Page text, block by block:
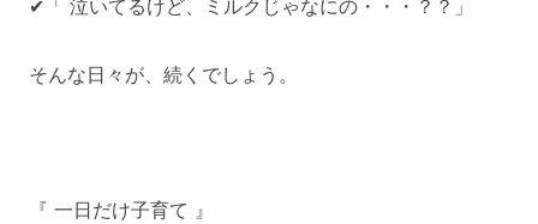
✔「 泣いてるけど、ミルクじゃなにの・・・？？」
そんな日々が、続くでしょう。
『 一日だけ子育て 』